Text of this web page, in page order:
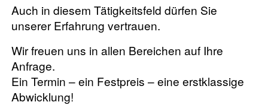
Auch in diesem Tätigkeitsfeld dürfen Sie
unserer Erfahrung vertrauen.
Wir freuen uns in allen Bereichen auf Ihre
Anfrage.
Ein Termin – ein Festpreis – eine erstklassige
Abwicklung!